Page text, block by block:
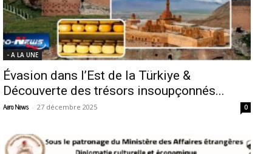
- A LA UNE
Évasion dans l’Est de la Türkiye &
Découverte des trésors insoupçonnés...
Aero News - 27 décembre 2025 0